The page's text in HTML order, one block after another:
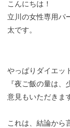
こんにちは！
立川の女性専用パ
太です。
やっぱりダイエッ
『夜ご飯の量は
意見もいただきま
これは、結論から